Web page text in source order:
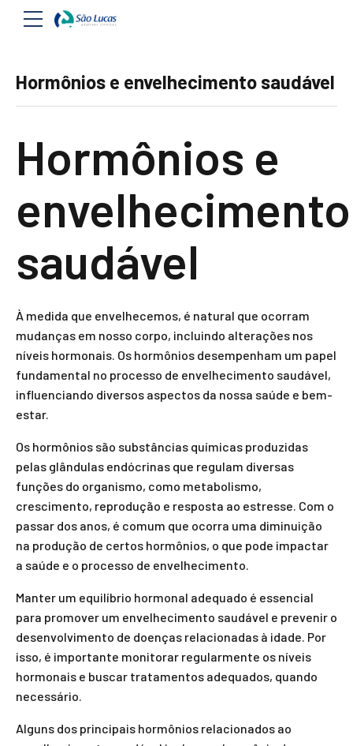
Hormônios e envelhecimento saudável
Hormônios e
envelhecimento
saudável
À medida que envelhecemos, é natural que ocorram
mudanças em nosso corpo, incluindo alterações nos
níveis hormonais. Os hormônios desempenham um papel
fundamental no processo de envelhecimento saudável,
influenciando diversos aspectos da nossa saúde e bem-
estar.
Os hormônios são substâncias químicas produzidas
pelas glândulas endócrinas que regulam diversas
funções do organismo, como metabolismo,
crescimento, reprodução e resposta ao estresse. Com o
passar dos anos, é comum que ocorra uma diminuição
na produção de certos hormônios, o que pode impactar
a saúde e o processo de envelhecimento.
Manter um equilíbrio hormonal adequado é essencial
para promover um envelhecimento saudável e prevenir o
desenvolvimento de doenças relacionadas à idade. Por
isso, é importante monitorar regularmente os níveis
hormonais e buscar tratamentos adequados, quando
necessário.
Alguns dos principais hormônios relacionados ao